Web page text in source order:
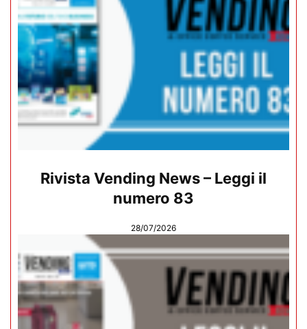
Rivista Vending News – Leggi il
numero 83
28/07/2026